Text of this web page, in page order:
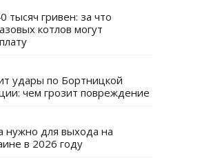
гривен: за что
котлов могут
удары по Бортницкой
чем грозит повреждение
нужно для выхода на
в 2026 году